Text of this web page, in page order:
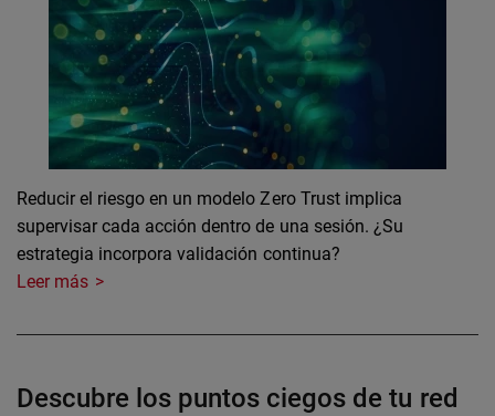
Reducir el riesgo en un modelo Zero Trust implica
supervisar cada acción dentro de una sesión. ¿Su
estrategia incorpora validación continua?
Leer más
Descubre los puntos ciegos de tu red